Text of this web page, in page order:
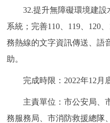
32.提升無障礙環境建設
系統；完善110、119、120
務熱線的文字資訊傳送、語
助。
完成時限：2022年12月
主責單位：市公安局、市
務服務局、市消防救援總隊